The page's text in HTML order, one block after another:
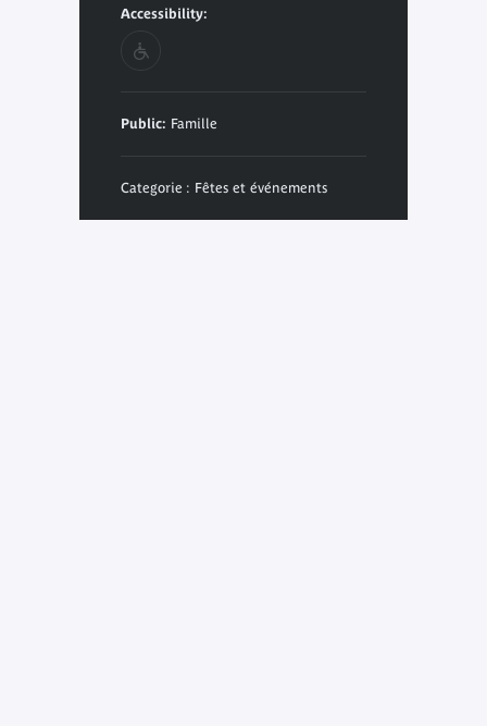
Accessibility:
Public: Famille
Categorie : Fêtes et événements